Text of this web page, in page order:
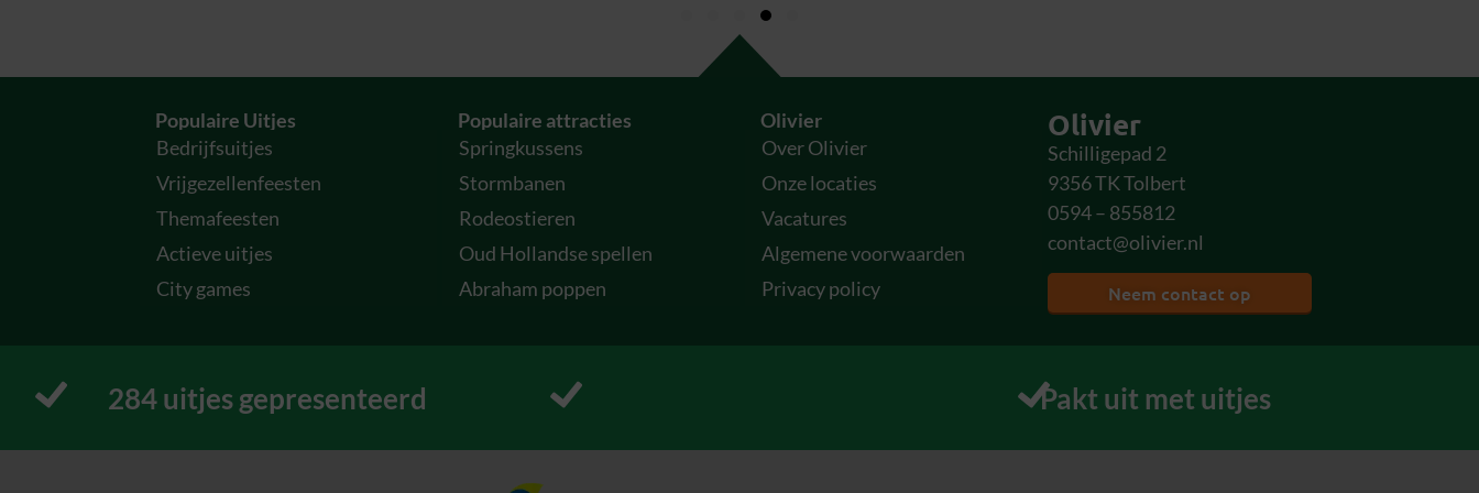
Populaire Uitjes
Bedrijfsuitjes
Vrijgezellenfeesten
Themafeesten
Actieve uitjes
City games
Populaire attracties
Springkussens
Stormbanen
Rodeostieren
Oud Hollandse spellen
Abraham poppen
Olivier
Over Olivier
Onze locaties
Vacatures
Algemene voorwaarden
Privacy policy
Olivier
Schilligepad 2
9356 TK Tolbert
0594 – 855812
contact@olivier.nl
Neem contact op
297 uitjes gepresenteerd Pakt uit met uitjes